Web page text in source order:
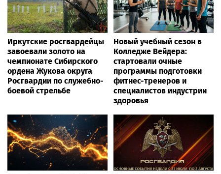
Иркутские росгвардейцы
завоевали золото на
чемпионате Сибирского
ордена Жукова округа
Росгвардии по служебно-
боевой стрельбе
Новый учебный сезон в
Колледже Вейдера:
стартовали очные
программы подготовки
фитнес-тренеров и
специалистов индустрии
здоровья